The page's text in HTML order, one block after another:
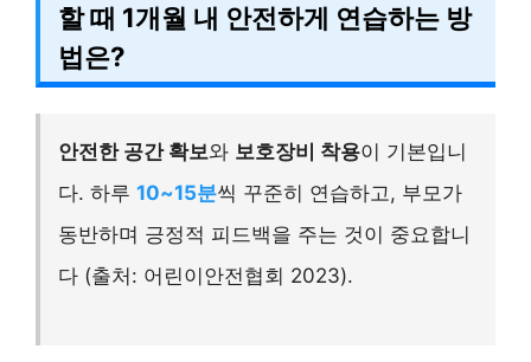
할 때 1개월 내 안전하게 연습하는 방
법은?
안전한 공간 확보와 보호장비 착용이 기본입니
다. 하루 10~15분씩 꾸준히 연습하고, 부모가
동반하며 긍정적 피드백을 주는 것이 중요합니
다 (출처: 어린이안전협회 2023).